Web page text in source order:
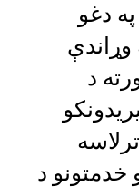
دغو
د
خدمتونو د